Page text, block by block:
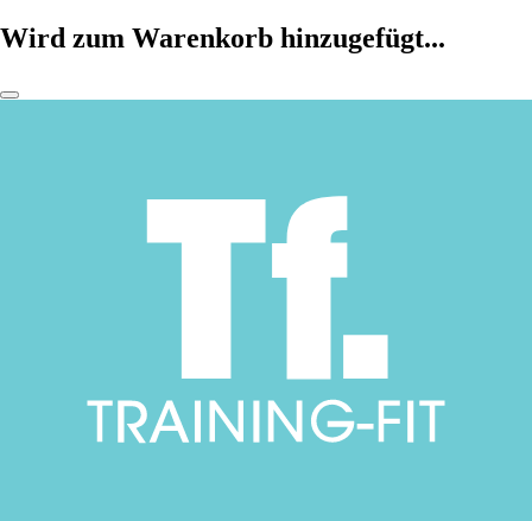
Wird zum Warenkorb hinzugefügt...